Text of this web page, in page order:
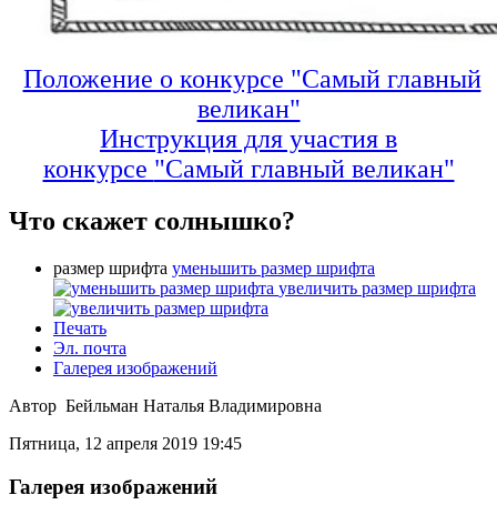
Положение о конкурсе "Самый главный
великан"
Инструкция для участия в
конкурсе "Самый главный великан"
Что скажет солнышко?
размер шрифта уменьшить размер шрифта
увеличить размер шрифта
Печать
Эл. почта
Галерея изображений
Автор Бейльман Наталья Владимировна
Пятница, 12 апреля 2019 19:45
Галерея изображений